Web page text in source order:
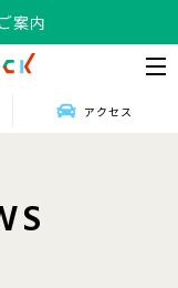
案内
アクセス
S